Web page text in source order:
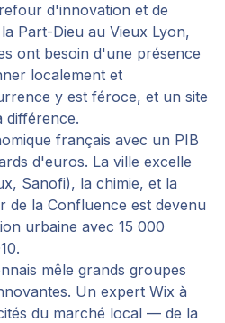
d'innovation et de
Part-Dieu au Vieux Lyon,
ont besoin d'une présence
localement et
y est féroce, et un site
différence.
français avec un PIB
d'euros. La ville excelle
Sanofi), la chimie, et la
de la Confluence est devenu
urbaine avec 15 000
mêle grands groupes
Un expert Wix à
du marché local — de la